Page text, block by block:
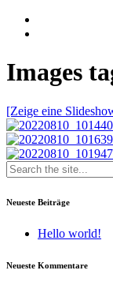
Images
[Zeige eine
Neueste Beiträge
Hello world!
Neueste Kommentare